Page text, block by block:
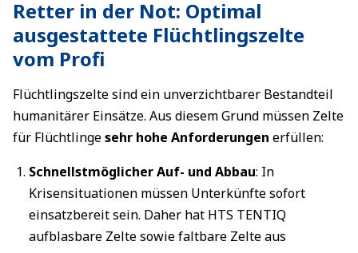
Retter in der Not: Optimal
ausgestattete Flüchtlingszelte
vom Profi
Flüchtlingszelte sind ein unverzichtbarer Bestandteil
humanitärer Einsätze. Aus diesem Grund müssen Zelte
für Flüchtlingesehr hohe Anforderungen erfüllen:
Schnellstmöglicher Auf- und Abbau: In
Krisensituationen müssen Unterkünfte sofort
einsatzbereit sein. Daher hat HTS TENTIQ
aufblasbare Zelte sowie faltbare Zelte aus